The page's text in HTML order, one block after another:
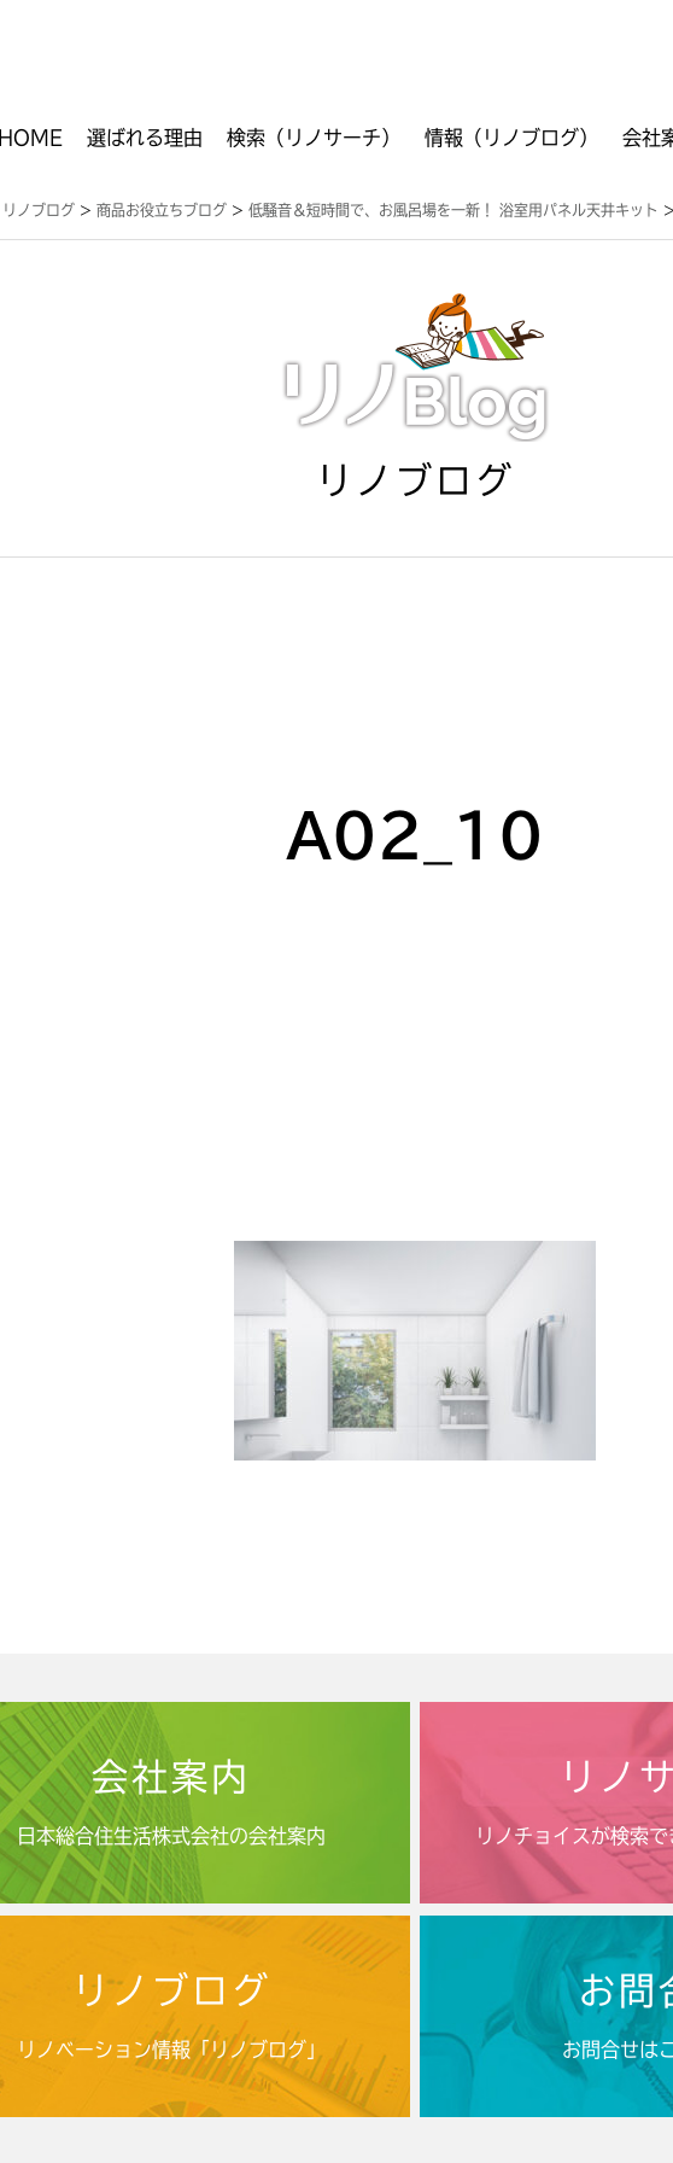
HOME 選ばれる理由 検索（リノサーチ）
ご利用方法
フリーワード検索
VR検索
工事箇所別検索
商品別検索
資料ダウンロード
情報（リノブログ） 会社
リノブログ > 商品お役立ちブログ > 低騒音＆短時間で、お風呂場を一新！ 浴室用パネル天井キット >
リノブログ
A02_10
会社案内
日本総合住生活株式会社の会社案内
リノ
リノチョイスが検索
リノブログ
リノベーション情報「リノブログ」
お問
お問合せは